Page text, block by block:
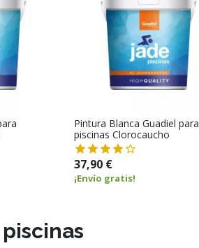
Pintura Blanca Guadiel para
piscinas Clorocaucho
37,90 €
¡Envío gratis!